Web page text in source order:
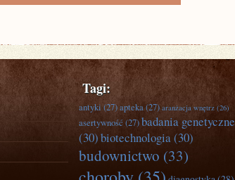
Tagi:
antyki(27)apteka(27) aranżacja wnętrz (26)
asertywność (27)badania genetyczne
(30)biotechnologia(30)
budownictwo (33)